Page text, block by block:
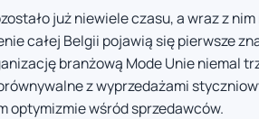
już niewiele czasu, a wraz z
całej Belgii pojawią się pierwsze
branżową Mode Unie niemal
z wyprzedażami
optymizmie wśród sprzedawców.